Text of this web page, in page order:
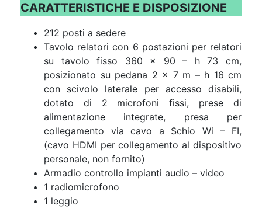
CARATTERISTICHE E DISPOSIZIONE
212 posti a sedere
Tavolo relatori con 6 postazioni per relatori
su tavolo fisso 360 x 90 – h 73 cm,
posizionato su pedana 2 x 7 m – h 16 cm
con scivolo laterale per accesso disabili,
dotato di 2 microfoni fissi, prese di
alimentazione integrate, presa per
collegamento via cavo a Schio Wi – FI,
(cavo HDMI per collegamento al dispositivo
personale, non fornito)
Armadio controllo impianti audio – video
1 radiomicrofono
1 leggio